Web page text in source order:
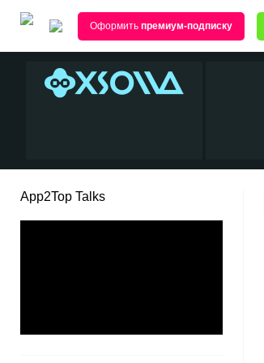
Оформить премиум-подписку
App2Top Talks